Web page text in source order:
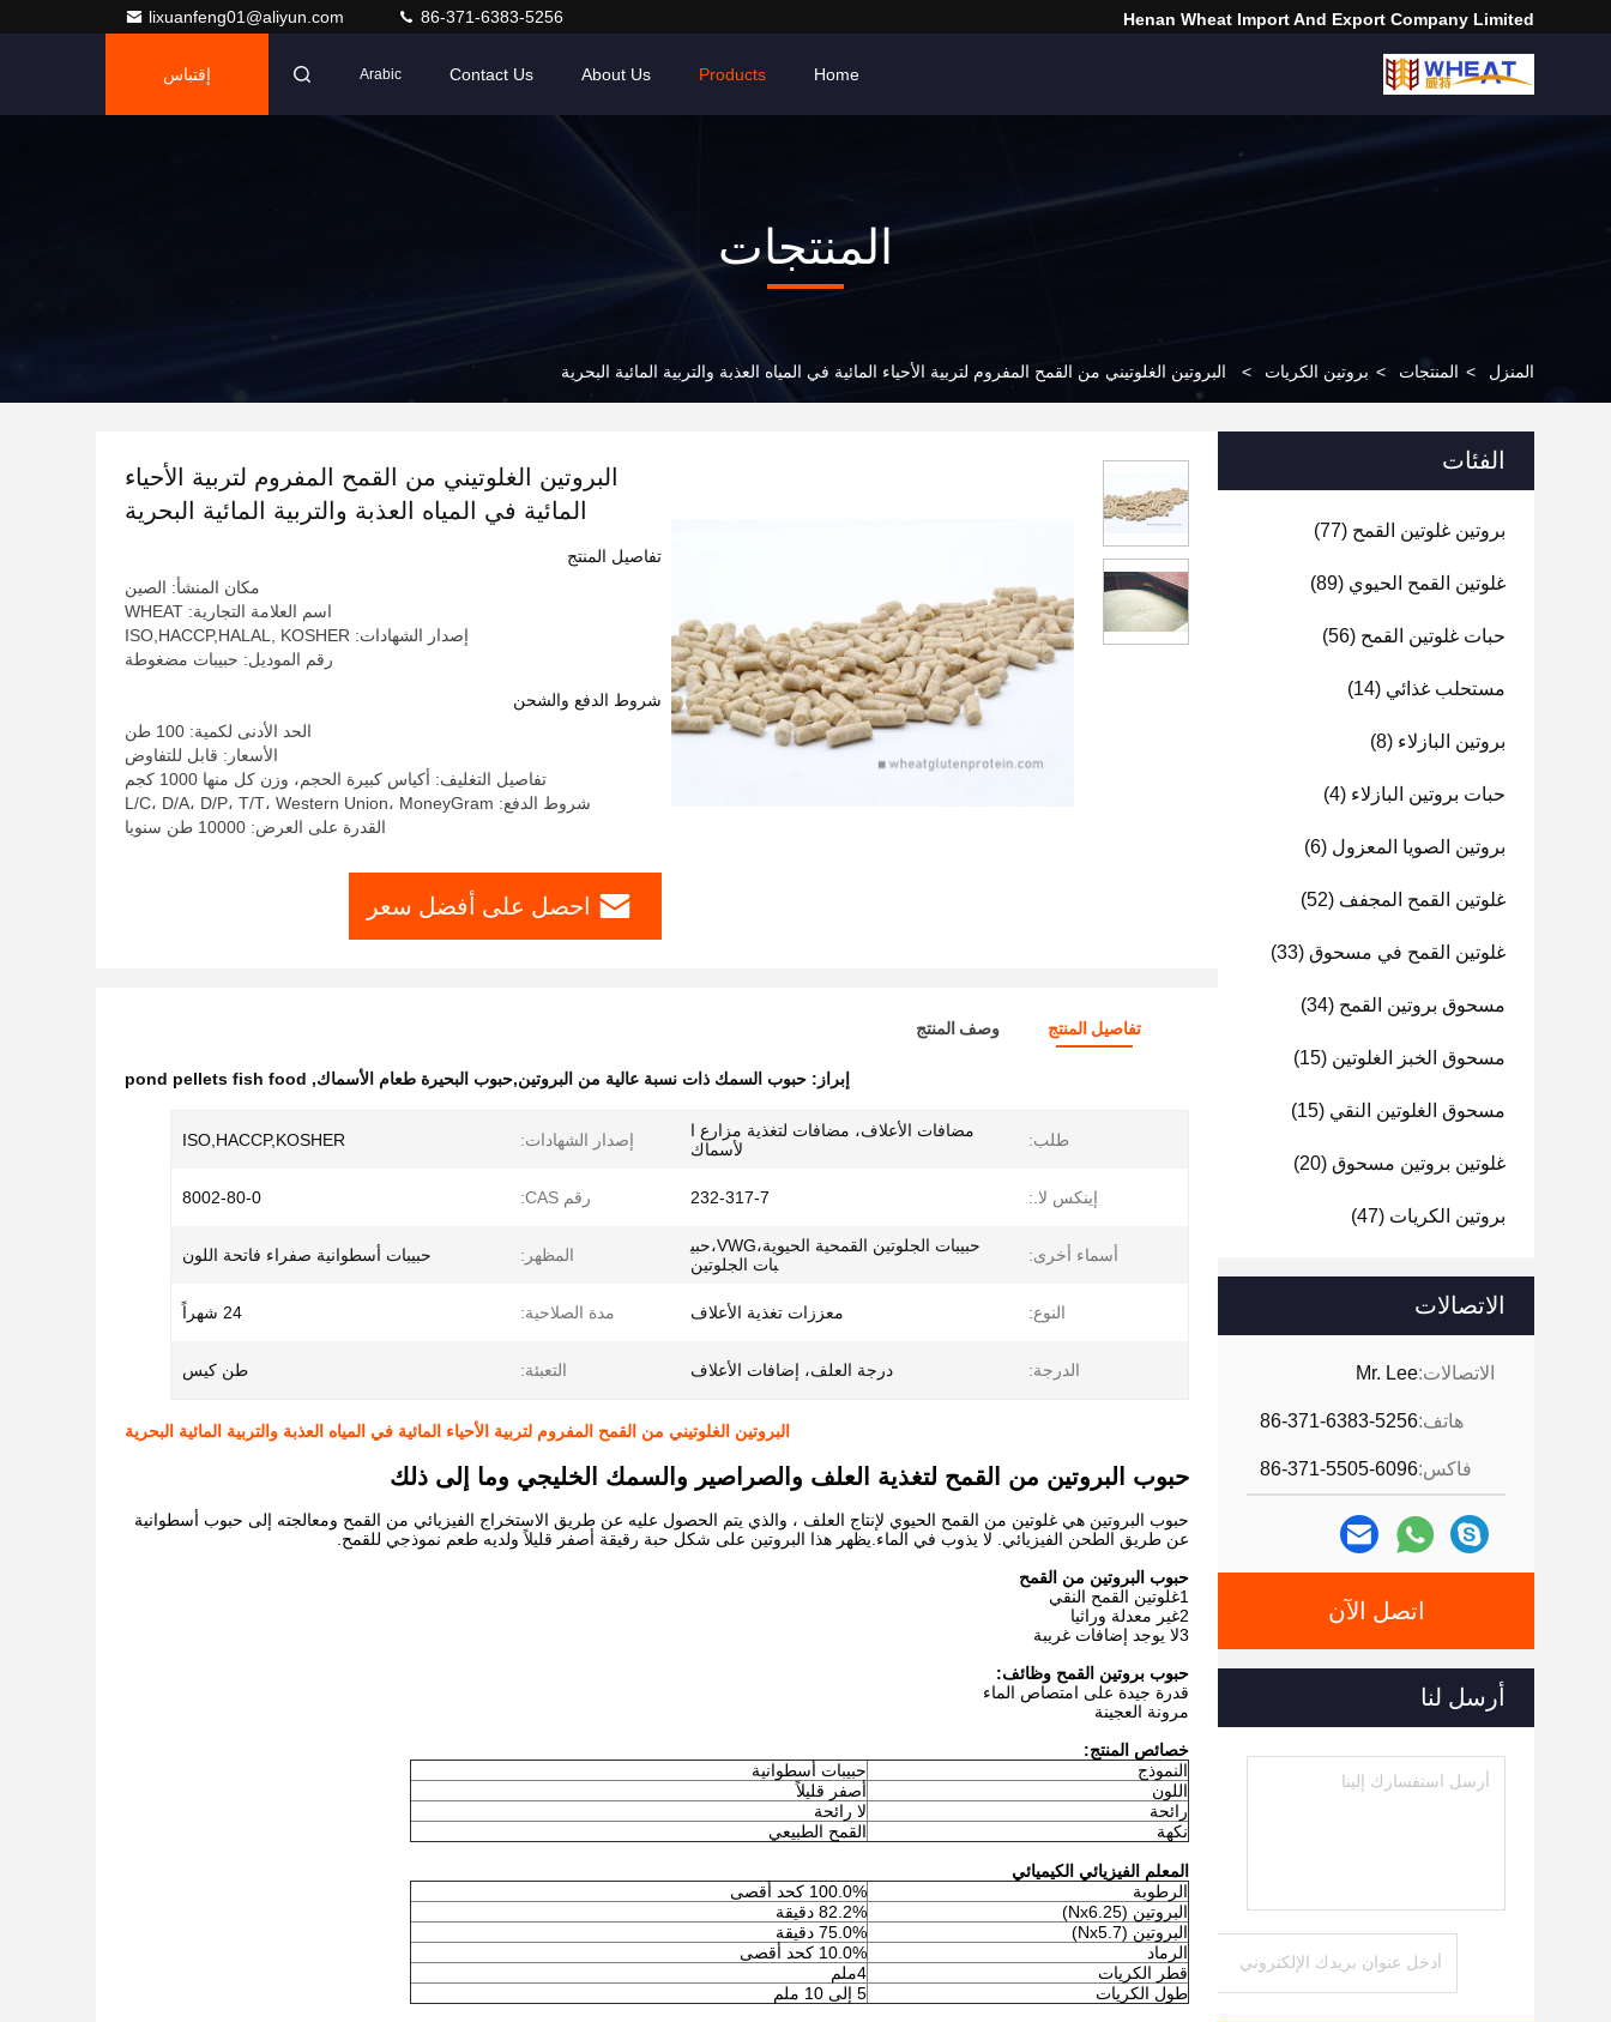
Henan Wheat Import And Export Company Limited
lixuanfeng01@aliyun.com 86-371-6383-5256
Home
Products
About Us
Contact Us
Arabic إقتباس
المنتجات
المنزل > المنتجات > بروتين الكريات > البروتين الغلوتيني من القمح المفروم لتربية الأحياء المائية في المياه العذبة والتربية المائية البحرية
الفئات
بروتين غلوتين القمح (77)
غلوتين القمح الحيوي (89)
حبات غلوتين القمح (56)
مستحلب غذائي (14)
بروتين البازلاء (8)
حبات بروتين البازلاء (4)
بروتين الصويا المعزول (6)
غلوتين القمح المجفف (52)
غلوتين القمح في مسحوق (33)
مسحوق بروتين القمح (34)
مسحوق الخبز الغلوتين (15)
مسحوق الغلوتين النقي (15)
غلوتين بروتين مسحوق (20)
بروتين الكريات (47)
الاتصالات
الاتصالات:Mr. Lee
هاتف:86-371-6383-5256
فاكس:86-371-5505-6096
اتصل الآن
أرسل لنا
البروتين الغلوتيني من القمح المفروم لتربية الأحياء
المائية في المياه العذبة والتربية المائية البحرية
تفاصيل المنتج
مكان المنشأ: الصين
اسم العلامة التجارية: WHEAT
إصدار الشهادات: ISO,HACCP,HALAL, KOSHER
رقم الموديل: حبيبات مضغوطة
شروط الدفع والشحن
الحد الأدنى لكمية: 100 طن
الأسعار: قابل للتفاوض
تفاصيل التغليف: أكياس كبيرة الحجم، وزن كل منها 1000 كجم
شروط الدفع: L/C، D/A، D/P، T/T، Western Union، MoneyGram
القدرة على العرض: 10000 طن سنويا
احصل على أفضل سعر
تفاصيل المنتج وصف المنتج
إبراز: حبوب السمك ذات نسبة عالية من البروتين,حبوب البحيرة طعام الأسماك,
pond pellets fish food
طلب:
مضافات الأعلاف، مضافات لتغذية مزارع ا
لأسماك
إصدار الشهادات: ISO,HACCP,KOSHER
إينكس لا.: 232-317-7 رقم CAS: 8002-80-0
أسماء أخرى:
حبيبات الجلوتين القمحية الحيوية،VWG،حبي
بات الجلوتين
المظهر: حبيبات أسطوانية صفراء فاتحة اللون
النوع: معززات تغذية الأعلاف مدة الصلاحية: 24 شهراً
الدرجة: درجة العلف، إضافات الأعلاف التعبئة: طن كيس
البروتين الغلوتيني من القمح المفروم لتربية الأحياء المائية في المياه العذبة والتربية المائية البحرية
حبوب البروتين من القمح لتغذية العلف والصراصير والسمك الخليجي وما إلى ذلك
حبوب البروتين هي غلوتين من القمح الحيوي لإنتاج العلف ، والذي يتم الحصول عليه عن طريق الاستخراج الفيزيائي من القمح ومعالجته إلى حبوب أسطوانية
عن طريق الطحن الفيزيائي. لا يذوب في الماء.يظهر هذا البروتين على شكل حبة رقيقة أصفر قليلاً ولديه طعم نموذجي للقمح.
حبوب البروتين من القمح
1غلوتين القمح النقي
2غير معدلة وراثيا
3لا يوجد إضافات غريبة
حبوب بروتين القمح وظائف:
قدرة جيدة على امتصاص الماء
مرونة العجينة
خصائص المنتج:
النموذج
حبيبات أسطوانية
اللون
أصفر قليلاً
رائحة
لا رائحة
نكهة
القمح الطبيعي
المعلم الفيزيائي الكيميائي
الرطوبة
100.0% كحد أقصى
البروتين (Nx6.25)
82.2% دقيقة
البروتين (Nx5.7)
75.0% دقيقة
الرماد
10.0% كحد أقصى
قطر الكريات
4ملم
طول الكريات
5 إلى 10 ملم